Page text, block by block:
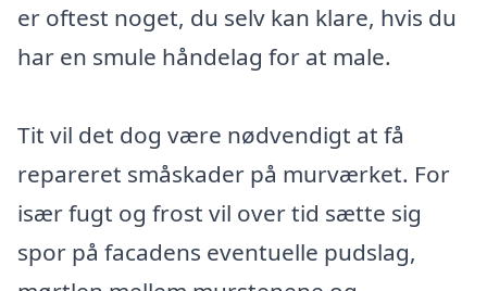
er oftest noget, du selv kan klare, hvis du
har en smule håndelag for at male.
Tit vil det dog være nødvendigt at få
repareret småskader på murværket. For
især fugt og frost vil over tid sætte sig
spor på facadens eventuelle pudslag,